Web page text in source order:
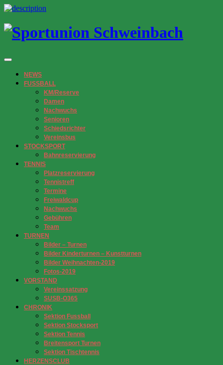
NEWS
FUSSBALL
KM/Reserve
Damen
Nachwuchs
Senioren
Schiedsrichter
Vereinsbus
STOCKSPORT
Bahnreservierung
TENNIS
Platzreservierung
Tennistreff
Termine
Freiwaldcup
Nachwuchs
Gebühren
Team
TURNEN
Bilder – Turnen
Bilder Kinderturnen – Kunstturnen
Bilder Weihnachten-2019
Fotos-2019
VORSTAND
Vereinssatzung
SUSB-O365
CHRONIK
Sektion Fussball
Sektion Stocksport
Sektion Tennis
Breitensport Turnen
Sektion Tischtennis
HERZENSCLUB